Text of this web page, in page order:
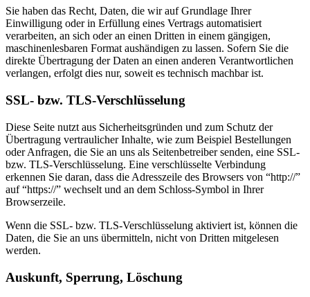
Sie haben das Recht, Daten, die wir auf Grundlage Ihrer
Einwilligung oder in Erfüllung eines Vertrags automatisiert
verarbeiten, an sich oder an einen Dritten in einem gängigen,
maschinenlesbaren Format aushändigen zu lassen. Sofern Sie die
direkte Übertragung der Daten an einen anderen Verantwortlichen
verlangen, erfolgt dies nur, soweit es technisch machbar ist.
SSL- bzw. TLS-Verschlüsselung
Diese Seite nutzt aus Sicherheitsgründen und zum Schutz der
Übertragung vertraulicher Inhalte, wie zum Beispiel Bestellungen
oder Anfragen, die Sie an uns als Seitenbetreiber senden, eine SSL-
bzw. TLS-Verschlüsselung. Eine verschlüsselte Verbindung
erkennen Sie daran, dass die Adresszeile des Browsers von “http://”
auf “https://” wechselt und an dem Schloss-Symbol in Ihrer
Browserzeile.
Wenn die SSL- bzw. TLS-Verschlüsselung aktiviert ist, können die
Daten, die Sie an uns übermitteln, nicht von Dritten mitgelesen
werden.
Auskunft, Sperrung, Löschung